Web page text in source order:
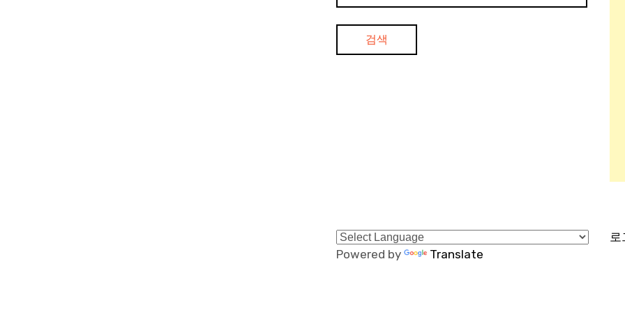
Powered by Translate